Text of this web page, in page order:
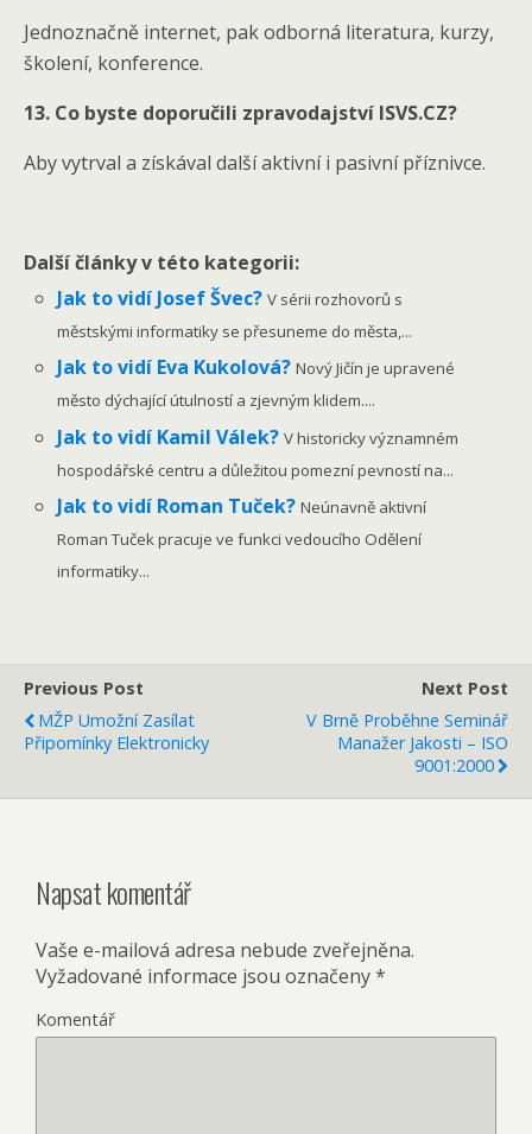
Jednoznačně internet, pak odborná literatura, kurzy,
školení, konference.
13. Co byste doporučili zpravodajství ISVS.CZ?
Aby vytrval a získával další aktivní i pasivní příznivce.
Další články v této kategorii:
Jak to vidí Josef Švec?V sérii rozhovorů s
městskými informatiky se přesuneme do města,...
Jak to vidí Eva Kukolová?Nový Jičín je upravené
město dýchající útulností a zjevným klidem....
Jak to vidí Kamil Válek?V historicky významném
hospodářské centru a důležitou pomezní pevností na...
Jak to vidí Roman Tuček?Neúnavně aktivní
Roman Tuček pracuje ve funkci vedoucího Odělení
informatiky...
Previous Post
MŽP Umožní Zasílat
Připomínky Elektronicky
Next Post
V Brně Proběhne Seminář
Manažer Jakosti – ISO
9001:2000
Napsat komentář
Vaše e-mailová adresa nebude zveřejněna.
Vyžadované informace jsou označeny*
Komentář